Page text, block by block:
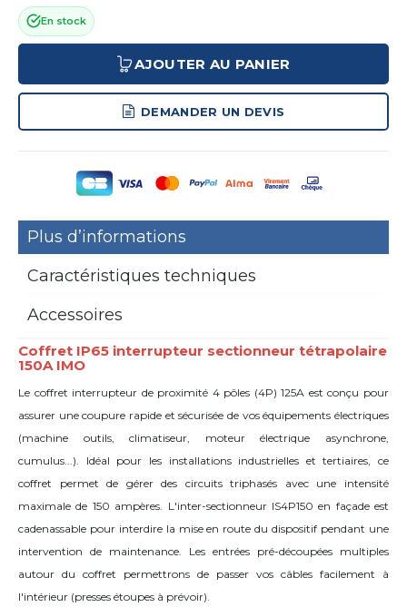
En stock
AJOUTER AU PANIER
DEMANDER UN DEVIS
Plus d’informations
Caractéristiques techniques
Accessoires
Coffret IP65 interrupteur sectionneur tétrapolaire
150A IMO
Le coffret interrupteur de proximité 4 pôles (4P) 125A est conçu pour
assurer une coupure rapide et sécurisée de vos équipements électriques
(machine outils, climatiseur, moteur électrique asynchrone,
cumulus...). Idéal pour les installations industrielles et tertiaires, ce
coffret permet de gérer des circuits triphasés avec une intensité
maximale de 150 ampères. L'inter-sectionneur IS4P150 en façade est
cadenassable pour interdire la mise en route du dispositif pendant une
intervention de maintenance. Les entrées pré-découpées multiples
autour du coffret permettrons de passer vos câbles facilement à
l'intérieur (presses étoupes à prévoir).